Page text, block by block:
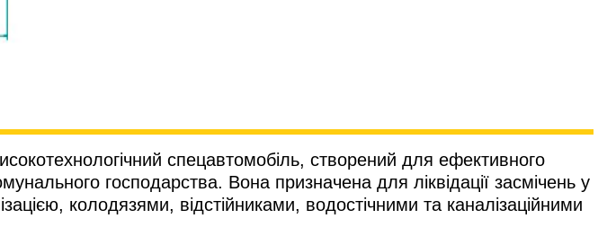
спецавтомобіль, створений для ефективного
господарства. Вона призначена для ліквідації засмічень у
колодязями, відстійниками, водостічними та каналізаційними